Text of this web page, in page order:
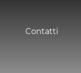
Contatti